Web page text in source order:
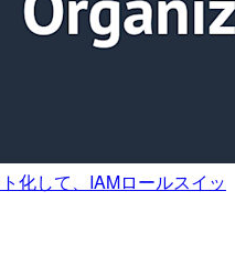
化して、IAMロールスイッ